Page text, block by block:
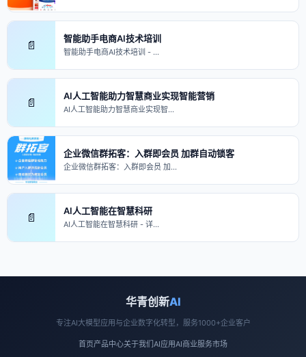
📄 智能助手电商AI技术培训
智能助手电商AI技术培训 - …
📄 AI人工智能助力智慧商业实现智能营销
AI人工智能助力智慧商业实现智…
企业微信群拓客：入群即会员 加群自动锁客
企业微信群拓客：入群即会员 加…
📄 AI人工智能在智慧科研
AI人工智能在智慧科研 - 详…
华青创新AI
专注AI大模型应用与企业数字化转型，服务1000+企业客户
首页产品中心关于我们 AI应用AI商业服务市场